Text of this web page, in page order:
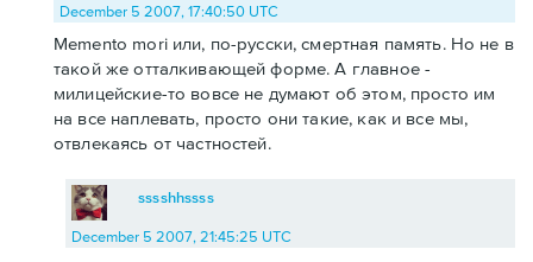
December 5 2007, 17:40:50 UTC
Memento mori или, по-русски, смертная память. Но не в
такой же отталкивающей форме. А главное -
милицейские-то вовсе не думают об этом, просто им
на все наплевать, просто они такие, как и все мы,
отвлекаясь от частностей.
sssshhssss
December 5 2007, 21:45:25 UTC